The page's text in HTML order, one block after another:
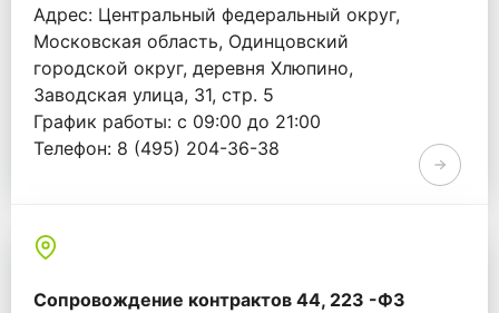
Адрес: Центральный федеральный округ,
Московская область, Одинцовский
городской округ, деревня Хлюпино,
Заводская улица, 31, стр. 5
График работы: с 09:00 до 21:00
Телефон: 8 (495) 204-36-38
Сопровождение контрактов 44, 223 -ФЗ